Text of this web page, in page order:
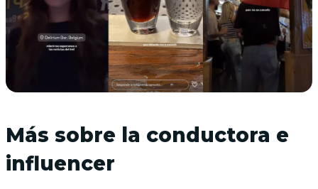
Más sobre la conductora e
influencer